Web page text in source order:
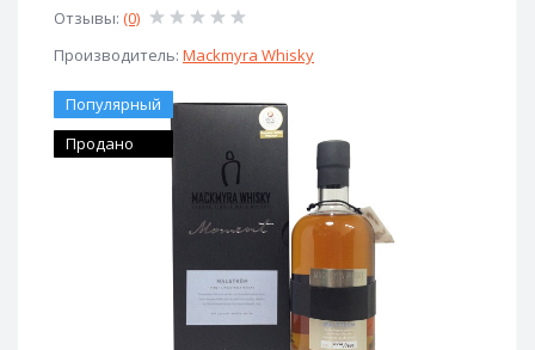
Отзывы: (0)
Производитель: Mackmyra Whisky
Популярный
Продано